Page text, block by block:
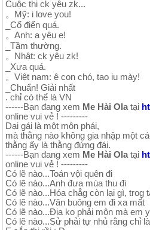
Cuộc thi ck yêu zk...
。Mỹ: i love you!
_Cổ điển quá.
。Anh: a yêu e!
_Tầm thường.
。Nhật: ck yêu zk!
_Xưa quá.
。Việt nam: ê con chó, tao iu mày!
_Chuẩn! Giải nhất
. chỉ có thể là VN
------Bạn đang xem Me Hài Ola tại
online vui vẻ ! ---------
Dại gái là một môn phái,
mà thằng nào không gia nhập một
thằng ấy là thằng đứng đái.
------Bạn đang xem Me Hài Ola tại
online vui vẻ ! ---------
Có lẽ nào...Toán vội quên đi
Có lẽ nào...Anh đưa mùa thu đi
Có lẽ nào...Hóa chẳg còn lại gì, trog
Có lẽ nào...Văn buông em đi xa mất
Có lẽ nào...Địa ko phải môn mà em
Có lẽ nào...Sử phải tự nhủ rằng chỉ